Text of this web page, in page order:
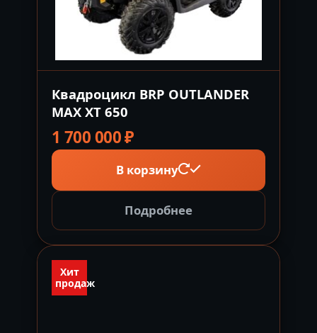
Квадроцикл BRP OUTLANDER
MAX XT 650
1 700 000₽
В корзину
Подробнее
Хит
продаж